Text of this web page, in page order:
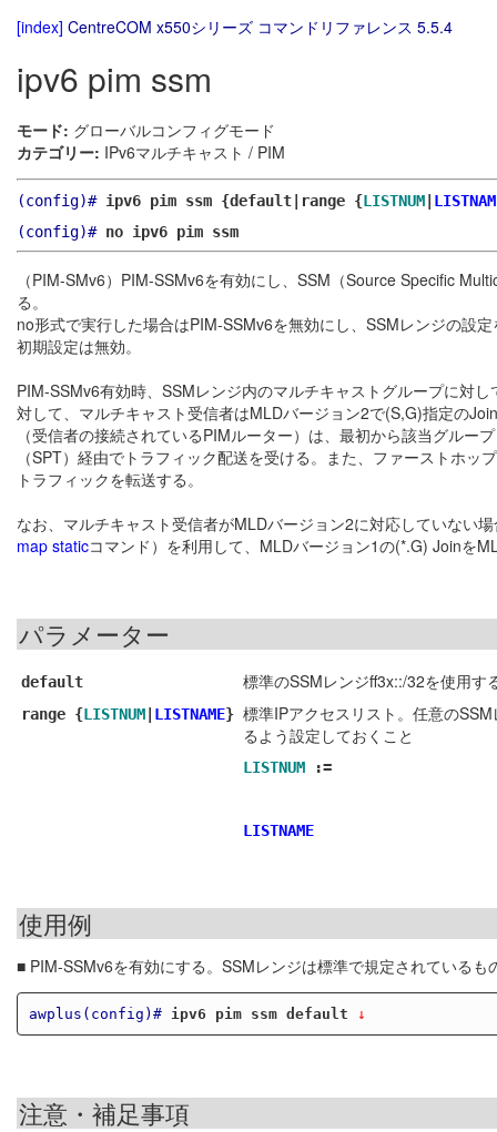
[index] CentreCOM x550シリーズ コマンドリファレンス 5.5.4
ipv6 pim ssm
モード: グローバルコンフィグモード
カテゴリー: IPv6マルチキャスト / PIM
(config)# ipv6 pim ssm {default|range {LISTNUM
(config)# no ipv6 pim ssm
（PIM-SMv6）PIM-SSMv6を有効にし、SSM（Source Specific
る。
no形式で実行した場合はPIM-SSMv6を無効にし、SSMレンジの設
初期設定は無効。
PIM-SSMv6有効時、SSMレンジ内のマルチキャストグループに対
対して、マルチキャスト受信者はMLDバージョン2で(S,G)指定の
（受信者の接続されているPIMルーター）は、最初から該当グル
（SPT）経由でトラフィック配送を受ける。また、ファーストホ
トラフィックを転送する。
なお、マルチキャスト受信者がMLDバージョン2に対応していない
map staticコマンド）を利用して、MLDバージョン1の(*.G) Joinを
パラメーター
default 標準のSSMレンジff3x::/32を使用す
range {LISTNUM LISTNAME} 標準IPアクセスリスト。任意の
るよう設定しておくこと
LISTNUM :=
LISTNAME
使用例
■ PIM-SSMv6を有効にする。SSMレンジは標準で規定されているも
awplus(config)# ipv6 pim ssm default ↓
注意・補足事項